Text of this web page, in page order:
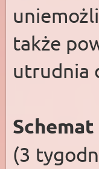
także
utrudnia
(3